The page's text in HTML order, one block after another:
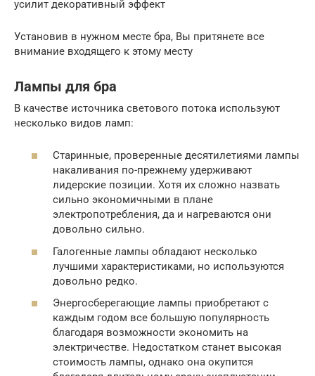
усилит декоративный эффект
Установив в нужном месте бра, Вы притянете все
внимание входящего к этому месту
Лампы для бра
В качестве источника светового потока используют
несколько видов ламп:
Старинные, проверенные десятилетиями лампы
накаливания по-прежнему удерживают
лидерские позиции. Хотя их сложно назвать
сильно экономичными в плане
электропотребления, да и нагреваются они
довольно сильно.
Галогенные лампы обладают несколько
лучшими характеристиками, но используются
довольно редко.
Энергосберегающие лампы приобретают с
каждым годом все большую популярность
благодаря возможности экономить на
электричестве. Недостатком станет высокая
стоимость лампы, однако она окупится